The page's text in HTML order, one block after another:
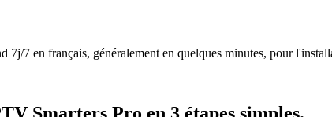
7j/7 en français, généralement en quelques minutes, pour